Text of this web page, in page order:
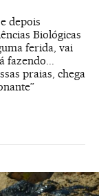
depois
Biológicas
ferida, vai
fazendo...
praias, chega